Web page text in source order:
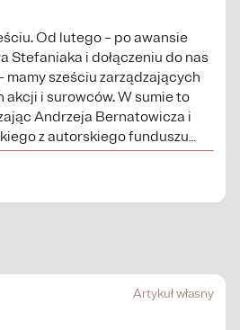
Od lutego – po awansie
Stefaniaka i dołączeniu do nas
mamy sześciu zarządzających
akcji i surowców. W sumie to
Andrzeja Bernatowicza i
z autorskiego funduszu
Artykuł własny